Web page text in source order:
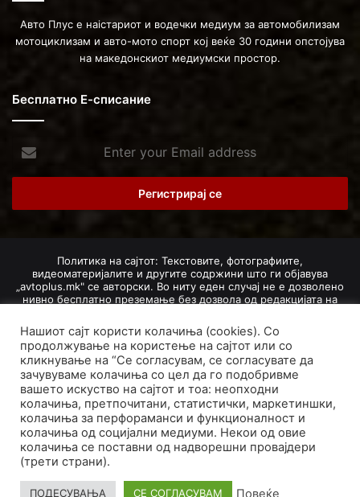
Авто Плус е наістариот и водечки медиум за автомобилизам
мотоциклизам и авто-мото спорт кој веќе 30 години опстојува
на македонскиот медиумски простор.
Бесплатно Е-списание
your
Email
Политика на сајтот: Текстовите, фотографиите,
видеоматеријалите и другите содржини што ги објавува
„avtoplus.mk" се авторски. Во ниту еден случај не е дозволено
нивно бесплатно преземање без дозвола од редакцијата на
фотографиите, видеоматеријалите и другите содржини
дозволено е да се преземат со задолжително наведување на
изворот и авторот со вметнување на директна интернет-врска
(линк) до оригиналната содржина на „avtoplus.mk". При
добивање на одобрување од редакцијата за превземање на
текст, може да се превземе само дел од новинарско дело
насловот, придружната фотографија (односно насловната
фотографија) и воведниот дел на текстот, познат како „лид".
Преземање содржини од „avtoplus.mk" надвор од овие услови
не е дозволено и подложи на санкционирање согласно
Законот за авторски и сродни права.
Нашиот сајт користи колачиња (cookies). Со
продолжување на користење на сајтот или со
кликнување на “Се согласувам, се согласувате да
зачувуваме колачиња со цел да го подобривме
вашето искуство на сајтот и тоа: неопходни
колачиња, претпочитани, статистички, маркетиншки,
колачиња за перфораманси и функционалност и
колачиња од социјални медиуми. Некои од овие
колачиња се поставни од надворешни провајдери
(трети страни).
ПОДЕСУВАЊА СЕ СОГЛАСУВАМ Повеќе